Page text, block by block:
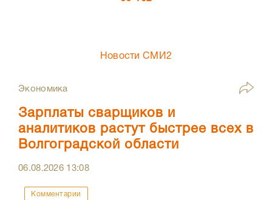
Новости СМИ2
Экономика
Зарплаты сварщиков и
аналитиков растут быстрее всех в
Волгоградской области
06.08.2026 13:08
Комментарии